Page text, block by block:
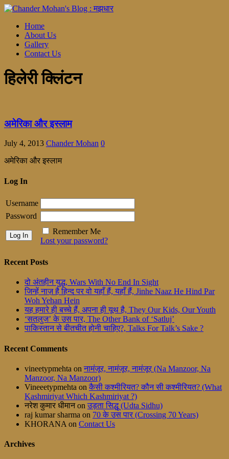
Home
About Us
Gallery
Contact Us
हिलेरी क्लिंटन
अमेरिका और इस्लाम
July 4, 2013 Chander Mohan 0
अमेरिका और इस्लाम
Log In
Username
Password
Remember Me
Lost your password?
Recent Posts
दो अंतहीन युद्ध, Wars With No End In Sight
जिन्हें नाज़ है हिन्द पर वो यहाँ हैं, यहाँ हैं, Jinhe Naaz He Hind Par
Woh Yehan Hein
यह हमारे ही बच्चे हैं, अपना ही यूथ है, They Our Kids, Our Youth
‘सतलुज’ के उस पार, The Other Bank of ‘Satluj’
पाकिस्तान से बीतचीत होनी चाहिए?, Talks For Talk’s Sake ?
Recent Comments
vineetypmehta on नामंजूर, नामंजूर, नामंजूर (Na Manzoor, Na
Manzoor, Na Manzoor)
Vineeetypmehta on कैसी कश्मीरियत? कौन सी कश्मीरियत? (What
Kashmiriyat Which Kashmiriyat ?)
नरेश कुमार धीमानon उड़ता सिद्धू (Udta Sidhu)
raj kumar sharma on 70 के उस पार (Crossing 70 Years)
KHORANA on Contact Us
Archives